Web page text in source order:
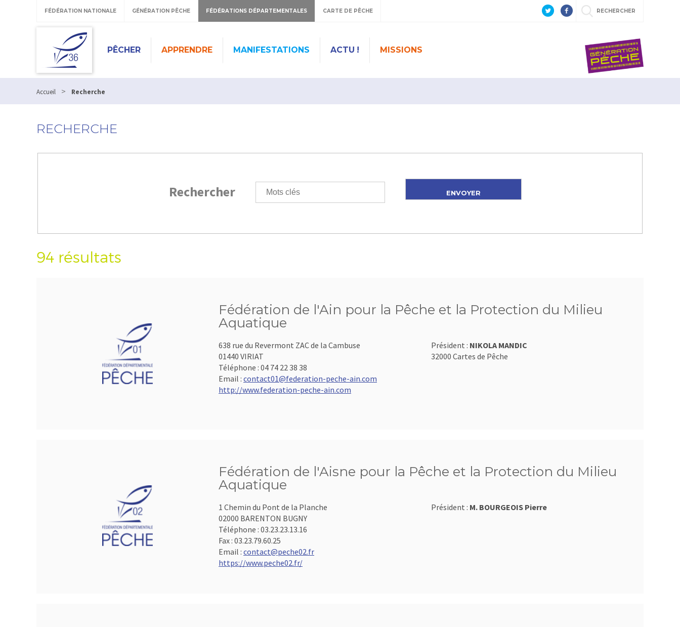
FÉDÉRATION NATIONALE GÉNÉRATION PÊCHE FÉDÉRATIONS DÉPARTEMENTALES CARTE DE PÊCHE RECHERCHER
PÊCHER APPRENDRE MANIFESTATIONS ACTU ! MISSIONS
Accueil > Recherche
RECHERCHE
Rechercher
94 résultats
Fédération de l'Ain pour la Pêche et la Protection du Milieu
Aquatique
638 rue du Revermont ZAC de la Cambuse
01440 VIRIAT
Téléphone : 04 74 22 38 38
Email : contact01@federation-peche-ain.com
http://www.federation-peche-ain.com
Président : NIKOLA MANDIC
32000 Cartes de Pêche
Fédération de l'Aisne pour la Pêche et la Protection du Milieu
Aquatique
1 Chemin du Pont de la Planche
02000 BARENTON BUGNY
Téléphone : 03.23.23.13.16
Fax : 03.23.79.60.25
Email : contact@peche02.fr
https://www.peche02.fr/
Président : M. BOURGEOIS Pierre